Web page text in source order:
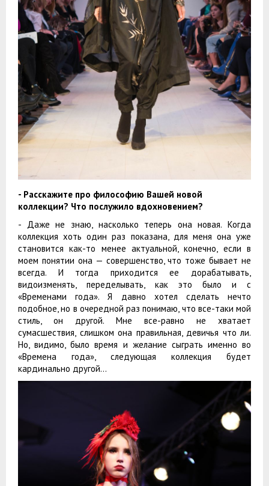
- Расскажите про философию Вашей новой
коллекции? Что послужило вдохновением?
- Даже не знаю, насколько теперь она новая. Когда
коллекция хоть один раз показана, для меня она уже
становится как-то менее актуальной, конечно, если в
моем понятии она — совершенство, что тоже бывает не
всегда. И тогда приходится ее дорабатывать,
видоизменять, переделывать, как это было и с
«Временами года». Я давно хотел сделать нечто
подобное, но в очередной раз понимаю, что все-таки мой
стиль, он другой. Мне все-равно не хватает
сумасшествия, слишком она правильная, девичья что ли.
Но, видимо, было время и желание сыграть именно во
«Времена года», следующая коллекция будет
кардинально другой…